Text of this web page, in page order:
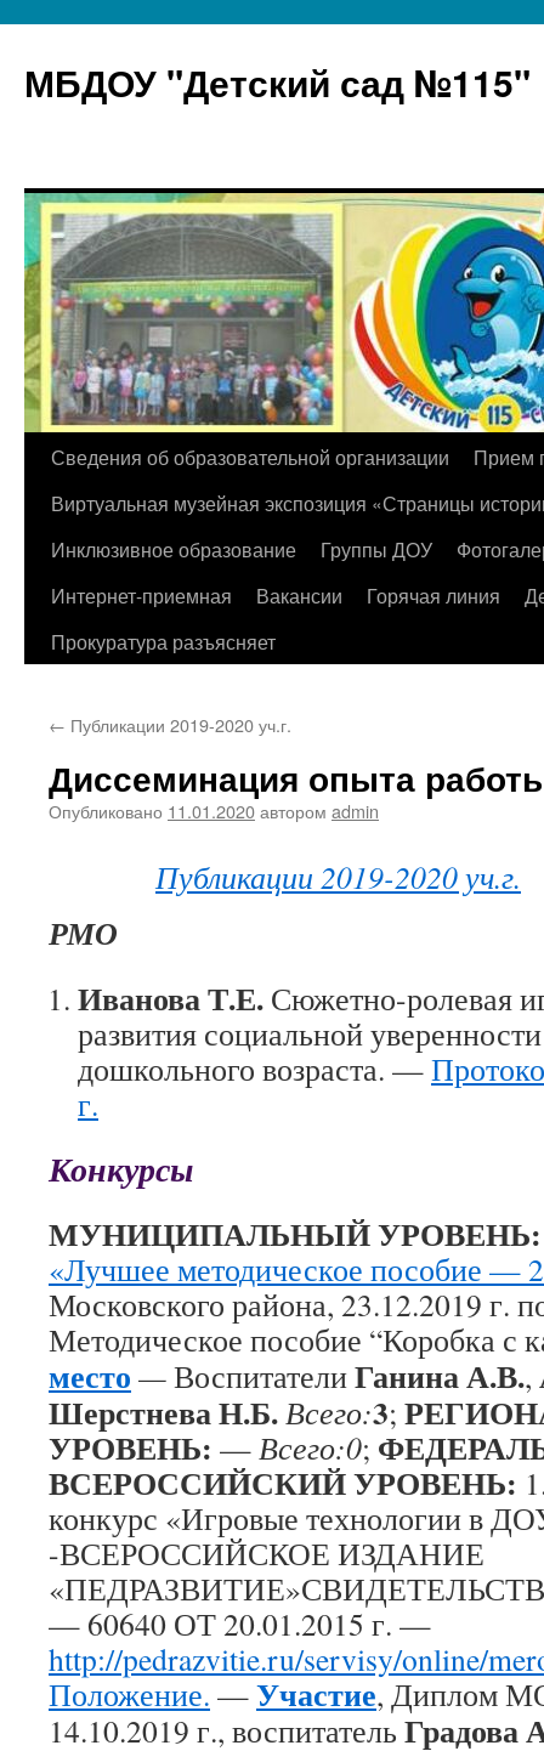
МБДОУ "Детский сад №115"
Перейти
содержимому
Сведения об образовательной организации
Прием
Виртуальная музейная экспозиция «Страницы
Инклюзивное образование
Группы ДОУ
Интернет-приемная
Вакансии Горячая линия
Прокуратура разъясняет
← Публикации 2019-2020 уч.г.
Диссеминация опыта
Опубликовано 11.01.2020автором admin
Публикации 2019-2020 уч.г.
РМО
Иванова Т.Е. Сюжетно-ролевая
развития социальной
дошкольного возраста. —
г.
Конкурсы
МУНИЦИПАЛЬНЫЙ УРОВЕНЬ:
«Лучшее методическое пособие —
Московского района, 23.12.2019 г.
Методическое пособие “Коробка
место —ВоспитателиГанина А.В.,
Шерстнева Н.Б.Всего:3;
УРОВЕНЬ: —Всего:0;
ВСЕРОССИЙСКИЙ УРОВЕНЬ:
конкурс «Игровые технологии в
-ВСЕРОССИЙСКОЕ ИЗДАНИЕ
— 60640 ОТ 20.01.2015 г. —
http://pedrazvitie.ru/servisy/online/
Положение. —Участие, Диплом
14.10.2019 г., воспитатель Градова